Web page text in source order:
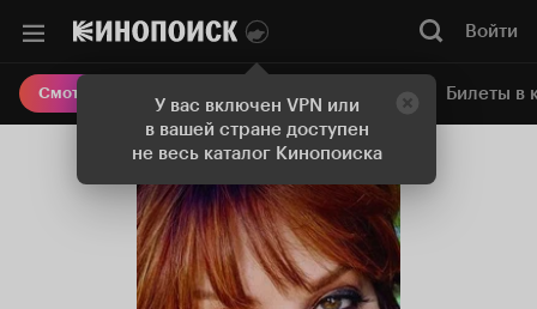
У вас включен VPN или
в вашей стране доступен
не весь каталог Кинопоиска
Войти
Смотреть кино Онлайн-кинотеатр Билеты в